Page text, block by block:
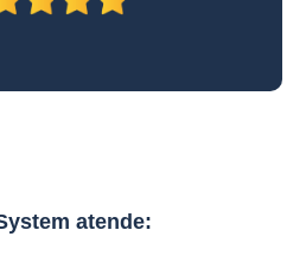
atende: